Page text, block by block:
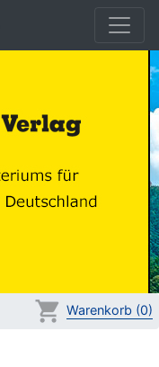
Warenkorb (0)